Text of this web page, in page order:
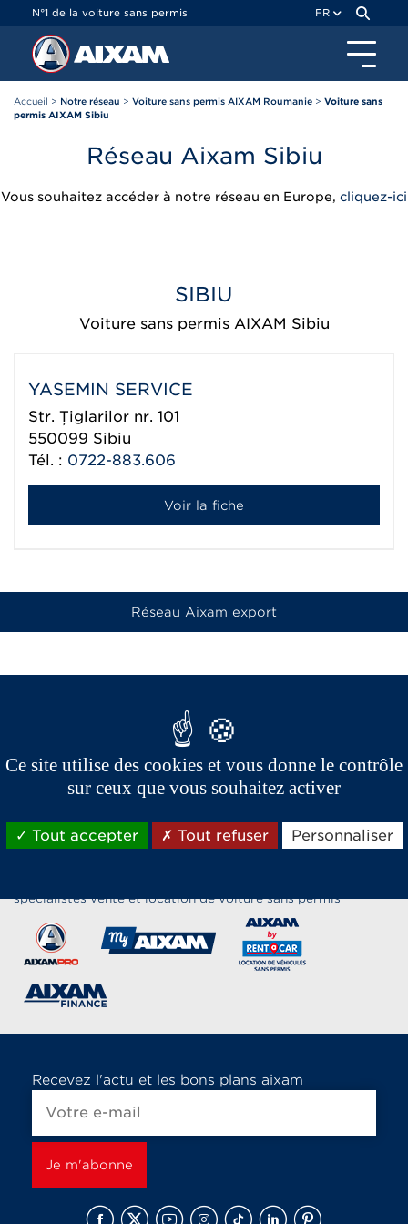
N°1 de la voiture sans permis FR
Accueil > Notre réseau > Voiture sans permis AIXAM Roumanie > Voiture sans
permis AIXAM Sibiu
Réseau Aixam Sibiu
Vous souhaitez accéder à notre réseau en Europe, cliquez-ici
SIBIU
Voiture sans permis AIXAM Sibiu
YASEMIN SERVICE
Str. Țiglarilor nr. 101
550099 Sibiu
Tél. : 0722-883.606
Voir la fiche
Réseau Aixam export
spécialistes vente et location de voiture sans permis
Recevez l'actu et les bons plans aixam
Panneau de gestion des cookies
Ce site utilise des cookies et vous donne le contrôle
sur ceux que vous souhaitez activer
Tout accepter Tout refuser Personnaliser